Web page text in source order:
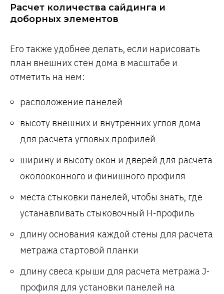
Расчет количества сайдинга и
доборных элементов
Его также удобнее делать, если нарисовать
план внешних стен дома в масштабе и
отметить на нем:
расположение панелей
высоту внешних и внутренних углов дома
для расчета угловых профилей
ширину и высоту окон и дверей для расчета
околооконного и финишного профиля
места стыковки панелей, чтобы знать, где
устанавливать стыковочный Н-профиль
длину основания каждой стены для расчета
метража стартовой планки
длину свеса крыши для расчета метража J-
профиля для установки панелей на